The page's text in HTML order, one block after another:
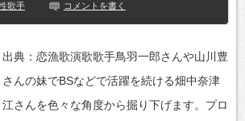
歌手 コメントを書く
出典：恋漁歌演歌歌手鳥羽一郎さんや山川豊
さんの妹でBSなどで活躍を続ける畑中奈津
江さんを色々な角度から掘り下げます。プロ